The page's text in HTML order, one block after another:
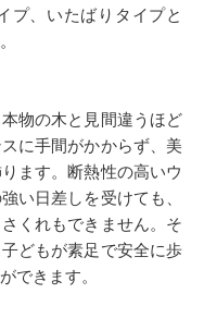
プ、いたばりタイプと
物の木と見間違うほど
に手間がかからず、美
ます。断熱性の高いウ
い日差しを受けても、
くれもできません。そ
どもが素足で安全に歩
できます。